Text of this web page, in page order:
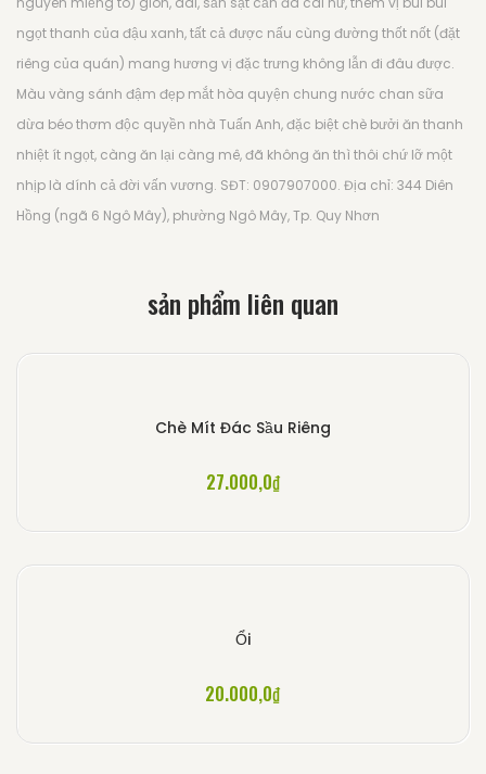
ngọt thanh của đậu xanh, tất cả được nấu cùng đường thốt nốt (đặt
riêng của quán) mang hương vị đặc trưng không lẫn đi đâu được.
Màu vàng sánh đậm đẹp mắt hòa quyện chung nước chan sữa
dừa béo thơm độc quyền nhà Tuấn Anh, đặc biệt chè bưởi ăn thanh
nhiệt ít ngọt, càng ăn lại càng mê, đã không ăn thì thôi chứ lỡ một
nhịp là dính cả đời vấn vương. SĐT: 0907907000. Địa chỉ: 344 Diên
Hồng (ngã 6 Ngô Mây), phường Ngô Mây, Tp. Quy Nhơn
sản phẩm liên quan
Chè Mít Đác Sầu Riêng
27.000,0₫
Ổi
20.000,0₫